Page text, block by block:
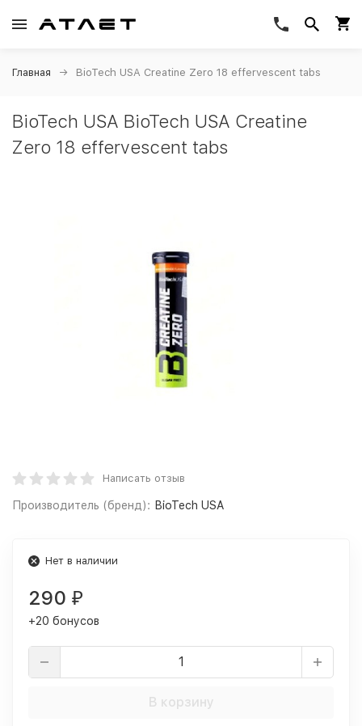
Главная BioTech USA Creatine Zero 18 effervescent tabs
BioTech USA BioTech USA Creatine
Zero 18 effervescent tabs
Написать отзыв
Производитель (бренд): BioTech USA
Нет в наличии
290 ₽
+20 бонусов
В корзину